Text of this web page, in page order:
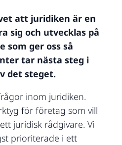
att juridiken är en
sig och utvecklas på
som ger oss så
tar nästa steg i
det steget.
inom juridiken.
för företag som vill
juridisk rådgivare. Vi
prioriterade i ett